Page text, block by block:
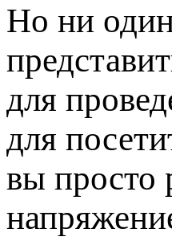
Но ни
для
для
вы просто